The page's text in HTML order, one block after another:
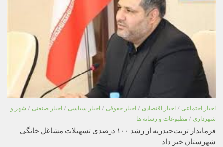
اخبار اجتماعی / اخبار اقتصادی / اخبار حقوقی / اخبار سیاسی / اخبار صنعتی / شهر و
شهرداری / مطبوعات و رسانه ها
فرماندار تربت‌حیدریه از رشد ۱۰۰ درصدی تسهیلات مشاغل خانگی
شهرستان خبر داد